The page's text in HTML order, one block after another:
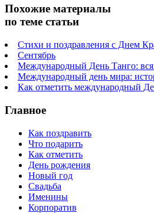
Похожие материалы
по теме статьи
Стихи и поздравления с Днем
Сентябрь
Международный День Танго: вся
Международный день мира:
Как отметить международный
Главное
Как поздравить
Что подарить
Как отметить
День рождения
Новый год
Свадьба
Именины
Корпоратив